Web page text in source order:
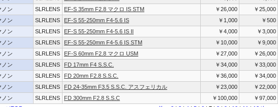
ノン
SLRLENS EF-S 35mm F2.8 マクロ IS STM ￥26,000
￥25,000
ノン
SLRLENS EF-S 55-250mm F4-5.6 IS ￥1,000
￥500
ノン
SLRLENS EF-S 55-250mm F4-5.6 IS II ￥4,000
￥3,000
ノン
SLRLENS EF-S 55-250mm F4-5.6 IS STM ￥10,000
￥9,000
ノン
SLRLENS EF-S 60mm F2.8 マクロ USM ￥27,000
￥26,000
ノン
SLRLENS FD 17mm F4 S.S.C. ￥34,000
￥33,000
ノン
SLRLENS FD 20mm F2.8 S.S.C. ￥36,000
￥34,000
ノン
SLRLENS FD 24-35mm F3.5 S.S.C. アスフェリカル ￥23,000
￥22,000
ノン
SLRLENS FD 300mm F2.8 S.S.C ￥100,000
￥97,000